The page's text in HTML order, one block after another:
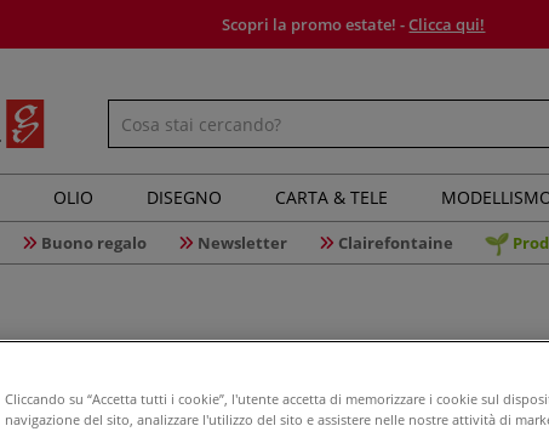
Scopri la promo estate! -Clicca qui!
OLIO DISEGNO CARTA & TELE
Buono regalo Newsletter Clairefontaine
Cliccando su “Accetta tutti i cookie”, l'utente accetta di memorizzare i cookie sul
navigazione del sito, analizzare l'utilizzo del sito e assistere nelle nostre attività di